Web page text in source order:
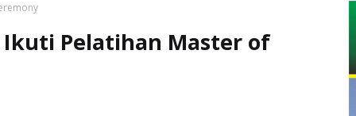
SELAMAT
Pelatihan Master of